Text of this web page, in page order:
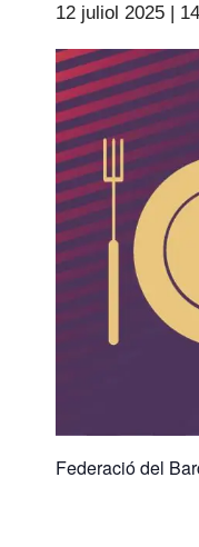
12 juliol 2025 |
Federació del